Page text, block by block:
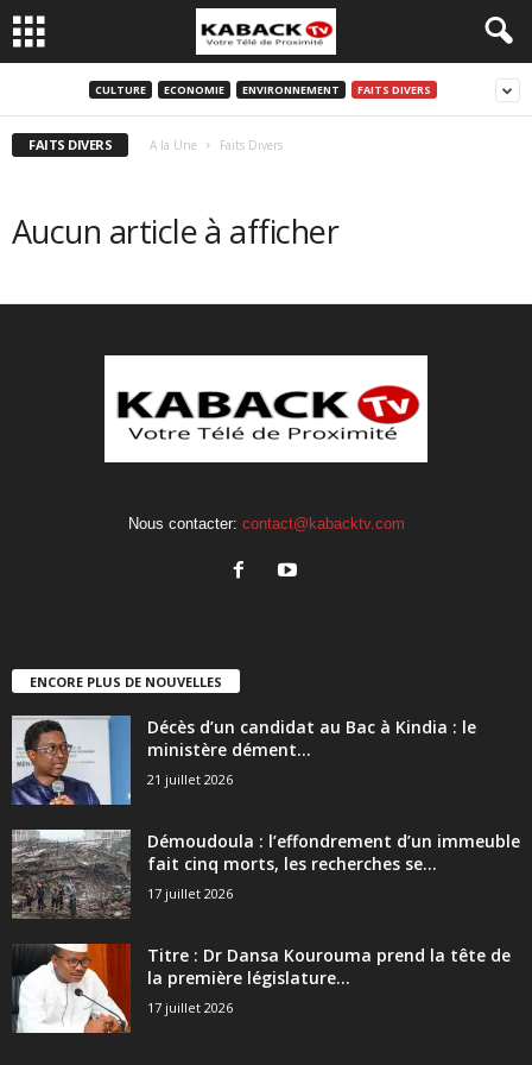
CULTURE ECONOMIE ENVIRONNEMENT FAITS DIVERS
FAITS DIVERS A la Une Faits Divers
Aucun article à afficher
Nous contacter: contact@kabacktv.com
ENCORE PLUS DE NOUVELLES
Décès d’un candidat au Bac à Kindia : le
ministère dément...
21 juillet 2026
Démoudoula : l’effondrement d’un immeuble
fait cinq morts, les recherches se...
17 juillet 2026
Titre : Dr Dansa Kourouma prend la tête de
la première législature...
17 juillet 2026